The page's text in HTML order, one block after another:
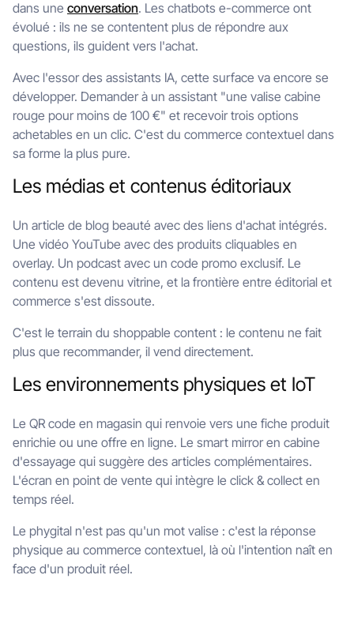
dans une conversation. Les chatbots e-commerce ont
évolué : ils ne se contentent plus de répondre aux
questions, ils guident vers l'achat.
Avec l'essor des assistants IA, cette surface va encore se
développer. Demander à un assistant "une valise cabine
rouge pour moins de 100 €" et recevoir trois options
achetables en un clic. C'est du commerce contextuel dans
sa forme la plus pure.
Les médias et contenus éditoriaux
Un article de blog beauté avec des liens d'achat intégrés.
Une vidéo YouTube avec des produits cliquables en
overlay. Un podcast avec un code promo exclusif. Le
contenu est devenu vitrine, et la frontière entre éditorial et
commerce s'est dissoute.
C'est le terrain du shoppable content : le contenu ne fait
plus que recommander, il vend directement.
Les environnements physiques et IoT
Le QR code en magasin qui renvoie vers une fiche produit
enrichie ou une offre en ligne. Le smart mirror en cabine
d'essayage qui suggère des articles complémentaires.
L'écran en point de vente qui intègre le click & collect en
temps réel.
Le phygital n'est pas qu'un mot valise : c'est la réponse
physique au commerce contextuel, là où l'intention naît en
face d'un produit réel.